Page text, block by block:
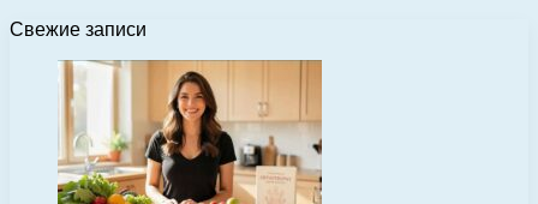
Свежие записи